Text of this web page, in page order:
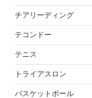
チアリーディング
テコンドー
テニス
トライアスロン
バスケットボール